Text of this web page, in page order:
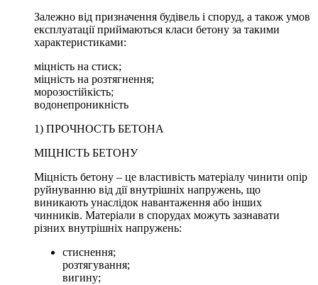
Залежно від призначення будівель і споруд, а також умов
експлуатації приймаються класи бетону за такими
характеристиками:
міцність на стиск;
міцність на розтягнення;
морозостійкість;
водонепроникність
1) ПРОЧНОСТЬ БЕТОНА
МІЦНІСТЬ БЕТОНУ
Міцність бетону – це властивість матеріалу чинити опір
руйнуванню від дії внутрішніх напружень, що
виникають унаслідок навантаження або інших
чинників. Матеріали в спорудах можуть зазнавати
різних внутрішніх напружень:
стиснення;
розтягування;
вигину;